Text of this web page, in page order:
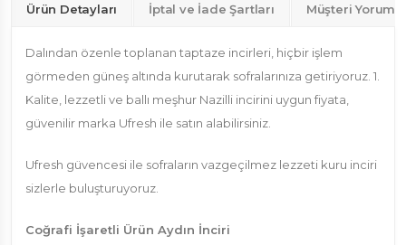
Ürün Detayları İptal ve İade Şartları Müşteri
Dalından özenle toplanan taptaze incirleri, hiçbir işlem
görmeden güneş altında kurutarak sofralarınıza getiriyoruz. 1.
Kalite, lezzetli ve ballı meşhur Nazilli incirini uygun fiyata,
güvenilir marka Ufresh ile satın alabilirsiniz.
Ufresh güvencesi ile sofraların vazgeçilmez lezzeti kuru inciri
sizlerle buluşturuyoruz.
Coğrafi İşaretli Ürün Aydın İnciri